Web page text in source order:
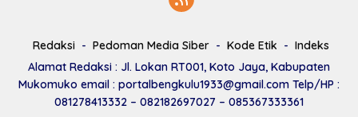
Redaksi Pedoman Media Siber Kode Etik
Indeks
Alamat Redaksi : Jl. Lokan RT001, Koto Jaya, Kabupaten
Mukomuko email : portalbengkulu1933@gmail.com Telp/HP :
081278413332 – 082182697027 – 085367333361